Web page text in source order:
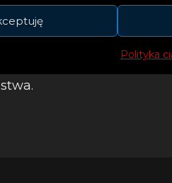
Polityka
przypominają, że 20-